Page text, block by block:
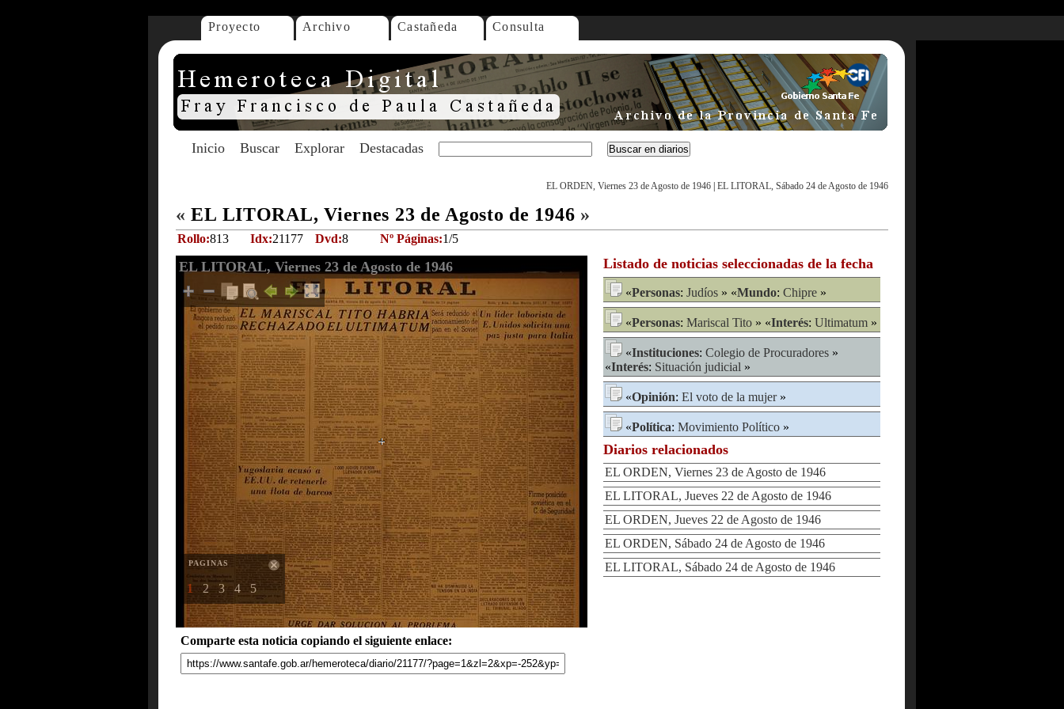
Proyecto Archivo Castañeda Consulta
Inicio Buscar Explorar Destacadas
EL ORDEN, Viernes 23 de Agosto de 1946 EL LITORAL, Sábado 24 de Agosto de 1946
« EL LITORAL, Viernes 23 de Agosto de 1946 »
Rollo:813 Idx:21177 Dvd:8 Nº Páginas:1/5
EL LITORAL, Viernes 23 de Agosto de 1946
PAGINAS
1 2 3 4 5
Comparte esta noticia copiando el siguiente enlace:
Listado de noticias seleccionadas de la fecha
«Personas: Judíos » «Mundo: Chipre »
«Personas: Mariscal Tito » «Interés: Ultimatum »
«Instituciones: Colegio de Procuradores »
«Interés: Situación judicial »
«Opinión: El voto de la mujer»
«Política: Movimiento Político »
Diarios relacionados
EL ORDEN, Viernes 23 de Agosto de 1946
EL LITORAL, Jueves 22 de Agosto de 1946
EL ORDEN, Jueves 22 de Agosto de 1946
EL ORDEN, Sábado 24 de Agosto de 1946
EL LITORAL, Sábado 24 de Agosto de 1946